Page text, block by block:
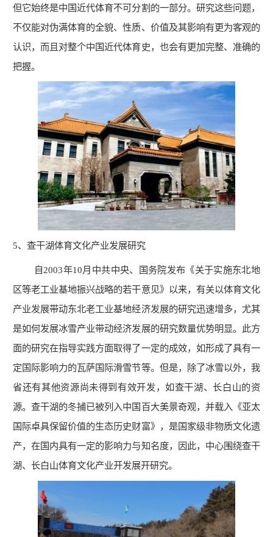
但它始终是中国近代体育不可分割的一部分。研究这些问题，
不仅能对伪满体育的全貌、性质、价值及其影响有更为客观的
认识，而且对整个中国近代体育史，也会有更加完整、准确的
把握。
5、查干湖体育文化产业发展研究
自2003年10月中共中央、国务院发布《关于实施东北地
区等老工业基地振兴战略的若干意见》以来，有关以体育文化
产业发展带动东北老工业基地经济发展的研究迅速增多，尤其
是如何发展冰雪产业带动经济发展的研究数量优势明显。此方
面的研究在指导实践方面取得了一定的成效，如形成了具有一
定国际影响力的瓦萨国际滑雪节等。但是，除了冰雪以外，我
省还有其他资源尚未得到有效开发，如查干湖、长白山的资
源。查干湖的冬捕已被列入中国百大美景奇观，并载入《亚太
国际卓具保留价值的生态历史财富》，是国家级非物质文化遗
产，在国内具有一定的影响力与知名度，因此，中心围绕查干
湖、长白山体育文化产业开发展开研究。